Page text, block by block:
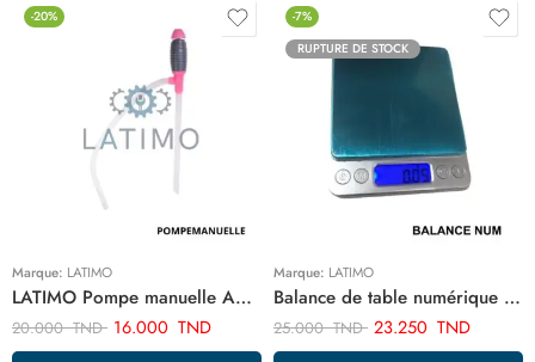
-20%
Marque: LATIMO
LATIMO Pompe manuelle ART98652
20.000TND 16.000 TND
-7%
RUPTURE DE STOCK
Marque: LATIMO
Balance de table numérique 2kg ART02526
25.000TND 23.250 TND